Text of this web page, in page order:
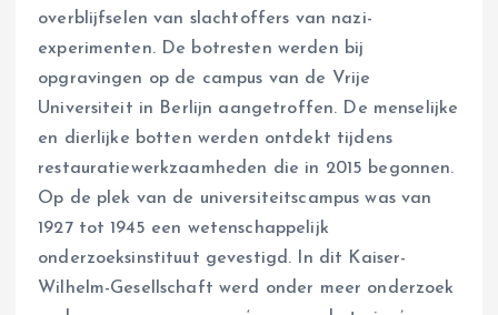
overblijfselen van slachtoffers van nazi-
experimenten. De botresten werden bij
opgravingen op de campus van de Vrije
Universiteit in Berlijn aangetroffen. De menselijke
en dierlijke botten werden ontdekt tijdens
restauratiewerkzaamheden die in 2015 begonnen.
Op de plek van de universiteitscampus was van
1927 tot 1945 een wetenschappelijk
onderzoeksinstituut gevestigd. In dit Kaiser-
Wilhelm-Gesellschaft werd onder meer onderzoek